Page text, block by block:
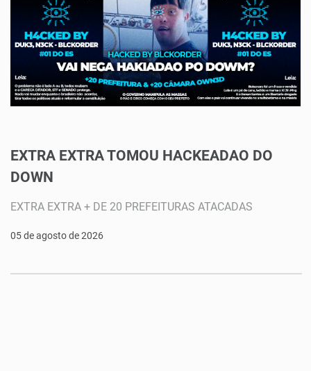
EXTRA EXTRA TOMOU HACKEADAO DO
DOWN
EXTRA EXTRA + DE 20 PREFEITURAS ATACADAS
05 de agosto de 2026